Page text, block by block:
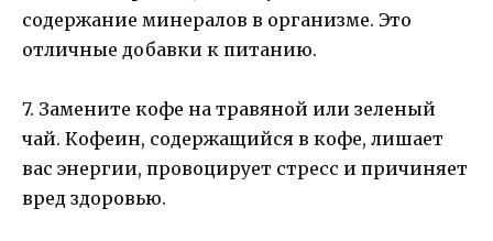
содержание минералов в организме. Это
отличные добавки к питанию.
7. Замените кофе на травяной или зеленый
чай. Кофеин, содержащийся в кофе, лишает
вас энергии, провоцирует стресс и причиняет
вред здоровью.